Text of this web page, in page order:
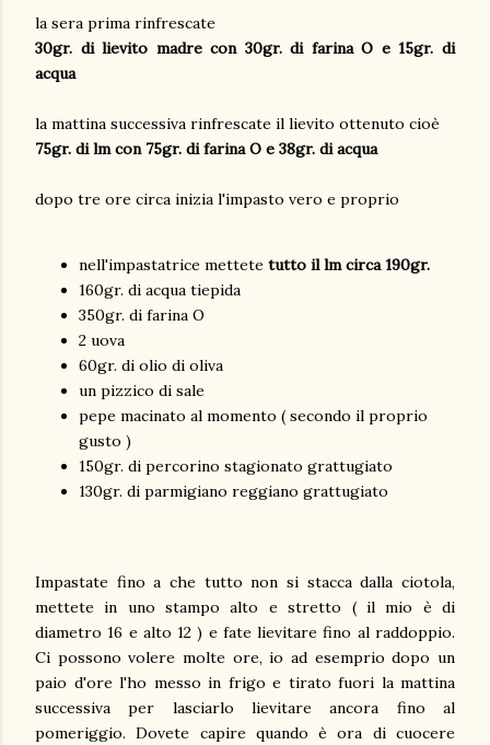
la sera prima rinfrescate
30gr. di lievito madre con 30gr. di farina O e 15gr. di
acqua
la mattina successiva rinfrescate il lievito ottenuto cioè
75gr. di lm con 75gr. di farina O e 38gr. di acqua
dopo tre ore circa inizia l'impasto vero e proprio
nell'impastatrice mettete tutto il lm circa 190gr.
160gr. di acqua tiepida
350gr. di farina O
2 uova
60gr. di olio di oliva
un pizzico di sale
pepe macinato al momento ( secondo il proprio
gusto )
150gr. di percorino stagionato grattugiato
130gr. di parmigiano reggiano grattugiato
Impastate fino a che tutto non si stacca dalla ciotola,
mettete in uno stampo alto e stretto ( il mio è di
diametro 16 e alto 12 ) e fate lievitare fino al raddoppio.
Ci possono volere molte ore, io ad esemprio dopo un
paio d'ore l'ho messo in frigo e tirato fuori la mattina
successiva per lasciarlo lievitare ancora fino al
pomeriggio. Dovete capire quando è ora di cuocere